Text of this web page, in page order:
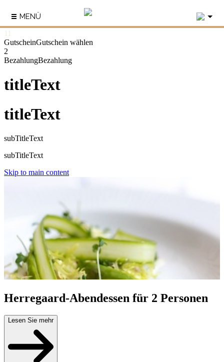
MENÜ
3
1 1
GutscheinGutschein wählen
2
BezahlungBezahlung
titleText
titleText
subTitleText
subTitleText
Skip to main content
Herregaard-Abendessen für 2 Personen
Lesen Sie mehr